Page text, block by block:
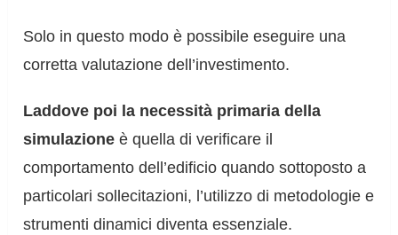
Solo in questo modo è possibile eseguire una
corretta valutazione dell’investimento.
Laddove poi la necessità primaria della
simulazione è quella di verificare il
comportamento dell’edificio quando sottoposto a
particolari sollecitazioni, l’utilizzo di metodologie e
strumenti dinamici diventa essenziale.